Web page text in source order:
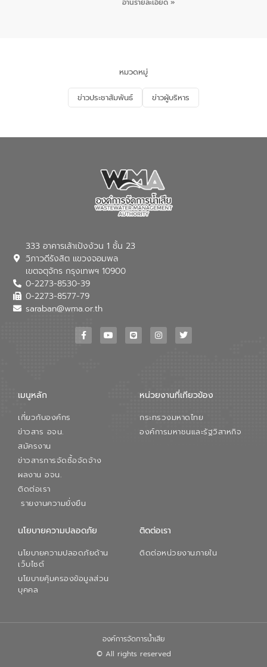
จัดการน้ำเสียและสร้างจิตสำนึกในการ
อนุรักษ์สิ่งแวดล้อม ในหัวข้อ “น้ำเสียชุมชน
และการบำบัดน้ำเสียเบื้องต้น” โดยให้ความรู้
เกี่ยวกับสาเหตุและผลกระทบของน้ำเสีย
ณ เทศบาลตำบลบางเลน จังหวัดนครปฐม
อ่านรายละเอียด »
หมวดหมู่
ข่าวประชาสัมพันธ์ ข่าวผู้บริหาร
333 อาคารเล้าเป้งง้วน 1 ชั้น 23
วิภาวดีรังสิต แขวงจอมพล
เขตจตุจักร กรุงเทพฯ 10900
0-2273-8530-39
0-2273-8577-79
saraban@wma.or.th
เมนูหลัก
เกี่ยวกับองค์กร
ข่าวสาร อจน.
สมัครงาน
ข่าวสารการจัดซื้อจัดจ้าง
ผลงาน อจน.
ติดต่อเรา
รายงานความยั่งยืน
หน่วยงานที่เกียวข้อง
กระทรวงมหาดไทย
องค์การมหาชนและรัฐวิสาหกิจ
นโยบายความปลอดภัย
นโยบายความปลอดภัยด้าน
เว็บไซต์
นโยบายคุ้มครองข้อมูลส่วน
บุคคล
ติดต่อเรา
ติดต่อหน่วยงานภายใน
© All rights reserved
องค์การจัดการน้ำเสีย